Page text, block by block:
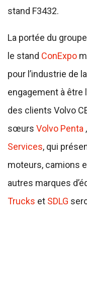
stand F3432.
La portée du
le stand ConExpo
pour l’industrie de
engagement à être
des clients Volvo
sœurs Volvo Penta ,
Services, qui
moteurs, camions
autres marques
Trucks et SDLG